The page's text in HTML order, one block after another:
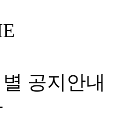
공지안내